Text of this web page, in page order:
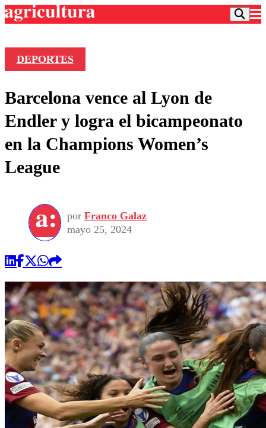
Frecuencias
Agricultura TV
Deportes
Colo Colo
Torneo Internacional
Torneo Nacional
Entretención
Internacional
Nacional
Programas
Comercial
DEPORTES
Barcelona vence al Lyon de
Endler y logra el bicampeonato
en la Champions Women’s
League
por Franco Galaz
mayo 25, 2024